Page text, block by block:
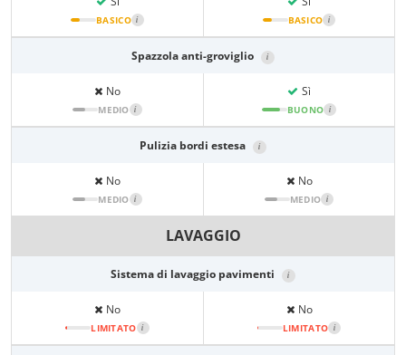
BASICO i BASICO i
Spazzola anti-groviglio i
No
MEDIO i
Sì
BUONO i
Pulizia bordi estesa i
No
MEDIO i
No
MEDIO i
LAVAGGIO
Sistema di lavaggio pavimenti i
No
LIMITATO i
No
LIMITATO i